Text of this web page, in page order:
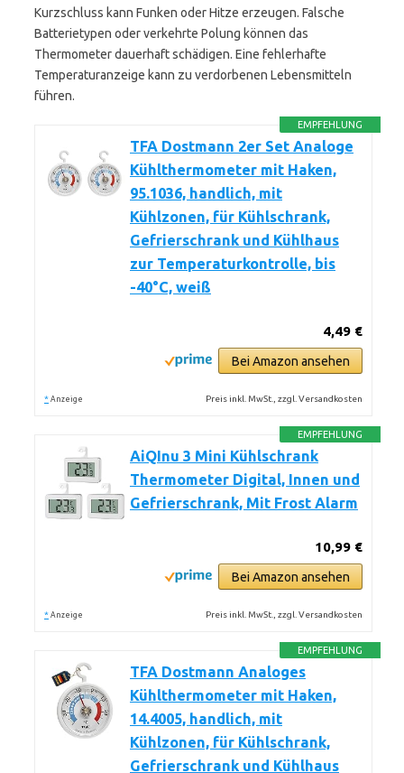
Kurzschluss kann Funken oder Hitze erzeugen. Falsche
Batterietypen oder verkehrte Polung können das
Thermometer dauerhaft schädigen. Eine fehlerhafte
Temperaturanzeige kann zu verdorbenen Lebensmitteln
führen.
EMPFEHLUNG
TFA Dostmann 2er Set Analoge
Kühlthermometer mit Haken,
95.1036, handlich, mit
Kühlzonen, für Kühlschrank,
Gefrierschrank und Kühlhaus
zur Temperaturkontrolle, bis
-40°C, weiß
4,49 €
Bei Amazon ansehen
* Anzeige Preis inkl. MwSt., zzgl. Versandkosten
EMPFEHLUNG
AiQInu 3 Mini Kühlschrank
Thermometer Digital, Innen und
Gefrierschrank, Mit Frost Alarm
10,99 €
Bei Amazon ansehen
* Anzeige Preis inkl. MwSt., zzgl. Versandkosten
EMPFEHLUNG
TFA Dostmann Analoges
Kühlthermometer mit Haken,
14.4005, handlich, mit
Kühlzonen, für Kühlschrank,
Gefrierschrank und Kühlhaus